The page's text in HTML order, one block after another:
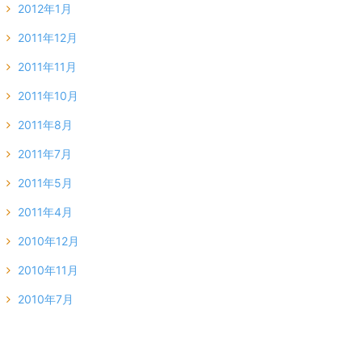
2012年1月
2011年12月
2011年11月
2011年10月
2011年8月
2011年7月
2011年5月
2011年4月
2010年12月
2010年11月
2010年7月